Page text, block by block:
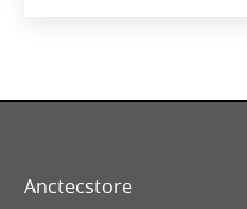
Anctecstore